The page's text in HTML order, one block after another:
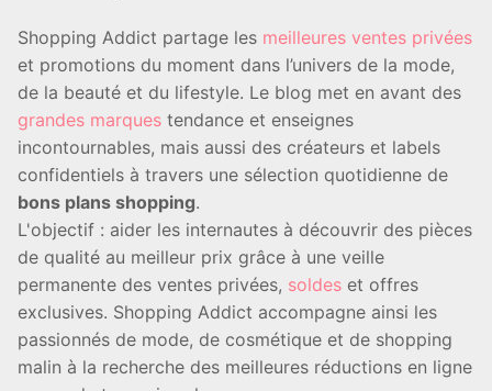
Shopping Addict partage les meilleures ventes privées
et promotions du moment dans l’univers de la mode,
de la beauté et du lifestyle. Le blog met en avant des
grandes marques tendance et enseignes
incontournables, mais aussi des créateurs et labels
confidentiels à travers une sélection quotidienne de
bons plans shopping.
L'objectif : aider les internautes à découvrir des pièces
de qualité au meilleur prix grâce à une veille
permanente des ventes privées, soldes et offres
exclusives. Shopping Addict accompagne ainsi les
passionnés de mode, de cosmétique et de shopping
malin à la recherche des meilleures réductions en ligne